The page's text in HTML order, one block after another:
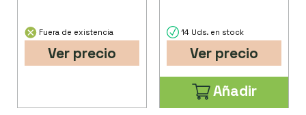
Fuera de existencia
Ver precio
14 Uds. en stock
Ver precio
Añadir